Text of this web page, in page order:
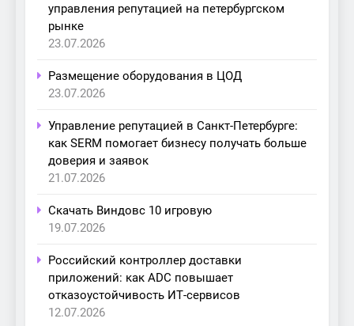
управления репутацией на петербургском
рынке
23.07.2026
Размещение оборудования в ЦОД
23.07.2026
Управление репутацией в Санкт-Петербурге:
как SERM помогает бизнесу получать больше
доверия и заявок
21.07.2026
Скачать Виндовс 10 игровую
19.07.2026
Российский контроллер доставки
приложений: как ADC повышает
отказоустойчивость ИТ-сервисов
12.07.2026